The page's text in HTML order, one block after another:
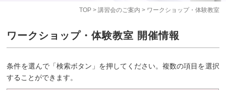
TOP> 講習会のご案内 > ワークショップ・体験教室
ワークショップ・体験教室 開催情報
条件を選んで「検索ボタン」を押してください。複数の項目を選択
することができます。